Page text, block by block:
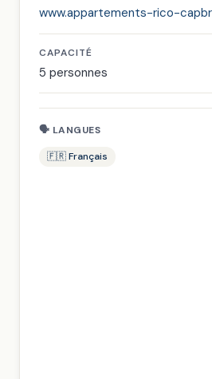
www.appartements-rico-
CAPACITÉ
5 personnes
🗣 LANGUES
🇫🇷 Français